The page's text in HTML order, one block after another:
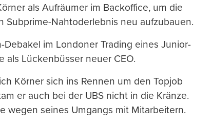
als Aufräumer im Backoffice, um die
Subprime-Nahtoderlebnis neu aufzubauen.
im Londoner Trading eines Junior-
als Lückenbüsser neuer CEO.
Körner sich ins Rennen um den Topjob
er auch bei der UBS nicht in die Kränze.
wegen seines Umgangs mit Mitarbeitern.